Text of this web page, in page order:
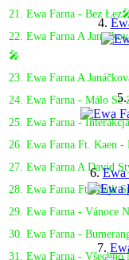
21. Ewa Farna - Bez
22. Ewa Farna A
🎤
23. Ewa Farna A
24. Ewa Farna - Málo Se
25. Ewa Farna - Interakcja
26. Ewa Farna Ft. Kaen -
27. Ewa Farna A David
28. Ewa Farna Ft. Majk
29. Ewa Farna - Vánoce
30. Ewa Farna -
31. Ewa Farna - Všechno
4.
5.
6.Ewa
7.